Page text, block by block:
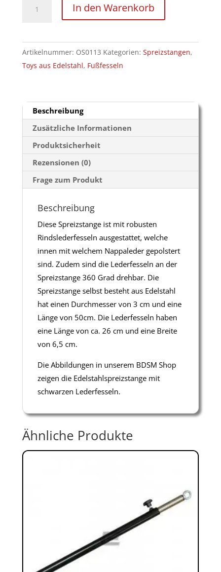
Lederfesseln
Menge
In den Warenkorb
Artikelnummer: OS0113 Kategorien: Spreizstangen,
Toys aus Edelstahl, Fußfesseln
Beschreibung
Zusätzliche Informationen
Produktsicherheit
Rezensionen (0)
Frage zum Produkt
Beschreibung
Diese Spreizstange ist mit robusten
Rindslederfesseln ausgestattet, welche
innen mit welchem Nappaleder gepolstert
sind. Zudem sind die Lederfesseln an der
Spreizstange 360 Grad drehbar. Die
Spreizstange selbst besteht aus Edelstahl
hat einen Durchmesser von 3 cm und eine
Länge von 50cm. Die Lederfesseln haben
eine Länge von ca. 26 cm und eine Breite
von 6,5 cm.
Die Abbildungen in unserem BDSM Shop
zeigen die Edelstahlspreizstange mit
schwarzen Lederfesseln.
Ähnliche Produkte